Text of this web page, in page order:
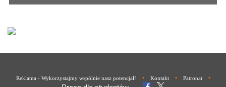
Reklama - Wykorzystajmy wspólnie nasz potencjał! • Kontakt • Patronat •